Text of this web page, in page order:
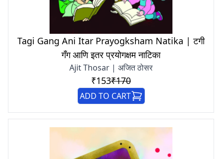
Tagi Gang Ani Itar Prayogksham Natika | टगी
गँग आणि इतर प्रयोगक्षम नाटिका
Ajit Thosar | अजित ठोसर
₹153₹170
ADD TO CART